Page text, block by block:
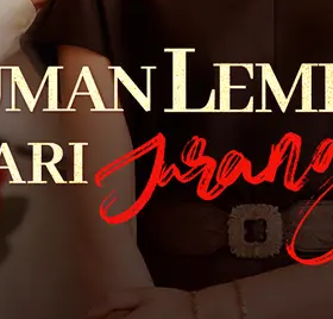
rumah tangga di keluarga Qin,
penghinaan dan kritik dari ibu
secara tidak sengaja memergoki Qin
sebuah momen intim, dan, dengan
dia mengalami kecelakaan
hidup kembali, bertekad untuk
Hanzhi dan Lin Kena. Dia bermitra
memulai sebuah studio pribadi, tetapi
sabotase jahat. Terlepas dari tantangan
Mai Minrong tetap teguh. Qin Hanzhi,
dan rasa sakit atas tindakannya,
Bai Sangrou. Namun, Bai Sangrou
dan, bersama Mai Minrong,